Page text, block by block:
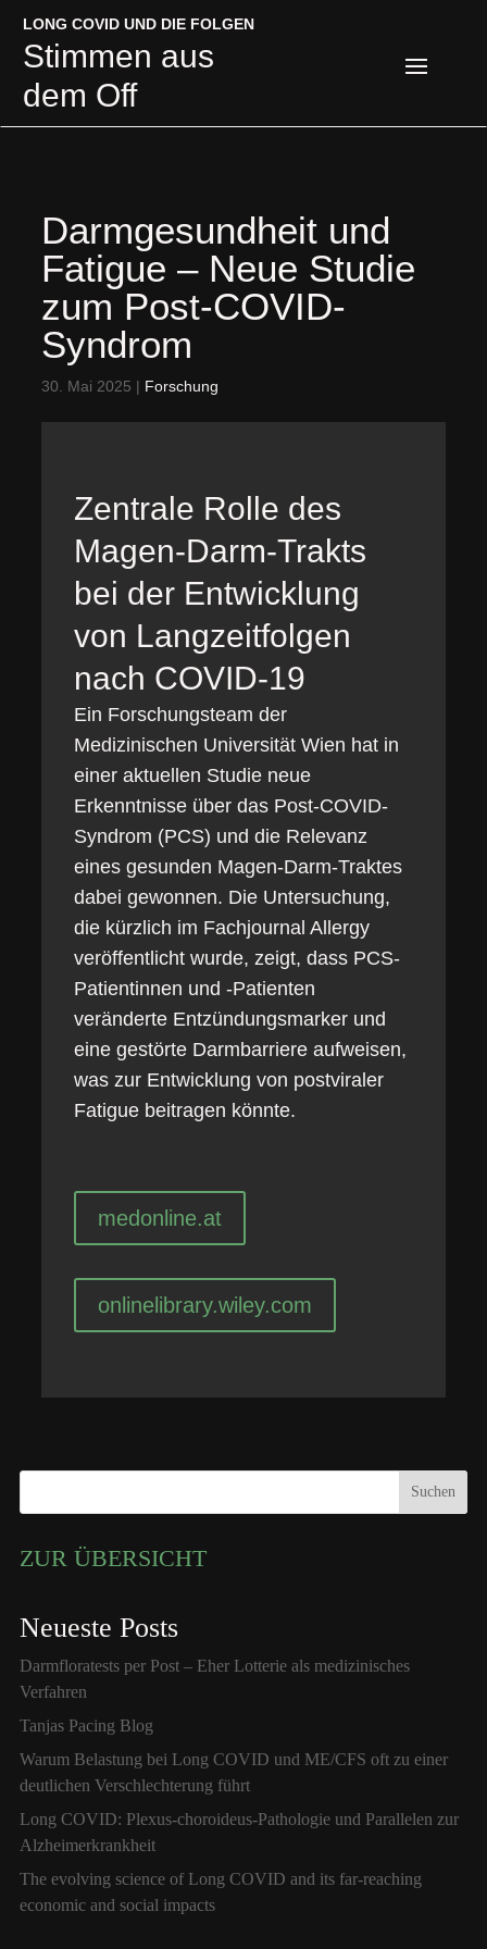
LONG COVID UND DIE FOLGEN
Stimmen aus
dem Off
LONG COVID UND DIE FOLGEN
Stimmen aus
dem Off
Darmgesundheit und
Fatigue – Neue Studie
zum Post-COVID-
Syndrom
30. Mai 2025 | Forschung
Zentrale Rolle des
Magen-Darm-Trakts
bei der Entwicklung
von Langzeitfolgen
nach COVID-19
Ein Forschungsteam der
Medizinischen Universität Wien hat in
einer aktuellen Studie neue
Erkenntnisse über das Post-COVID-
Syndrom (PCS) und die Relevanz
eines gesunden Magen-Darm-Traktes
dabei gewonnen. Die Untersuchung,
die kürzlich im Fachjournal Allergy
veröffentlicht wurde, zeigt, dass PCS-
Patientinnen und -Patienten
veränderte Entzündungsmarker und
eine gestörte Darmbarriere aufweisen,
was zur Entwicklung von postviraler
Fatigue beitragen könnte.
medonline.at
onlinelibrary.wiley.com
Suchen
ZUR ÜBERSICHT
Neueste Posts
Darmfloratests per Post – Eher Lotterie als medizinisches
Verfahren
Tanjas Pacing Blog
Warum Belastung bei Long COVID und ME/CFS oft zu einer
deutlichen Verschlechterung führt
Long COVID: Plexus-choroideus-Pathologie und Parallelen zur
Alzheimerkrankheit
The evolving science of Long COVID and its far-reaching
economic and social impacts